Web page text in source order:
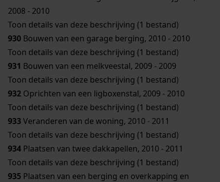
2008 - 2010
Toon details van deze beschrijving (1 bestand)
930 Bouwen van een garage berging, 2010 - 2010
Toon details van deze beschrijving (1 bestand)
931 Bouwen van een melkveestal, 2009 - 2009
Toon details van deze beschrijving (1 bestand)
932 Oprichten van een ligboxenstal, 2009 - 2010
Toon details van deze beschrijving (1 bestand)
933Veranderen van de woning, 2010 - 2011
Toon details van deze beschrijving (1 bestand)
934 Plaatsen van twee dakkapellen, 2010 - 2011
Toon details van deze beschrijving (1 bestand)
935 Plaatsen van een berging en overkapping en